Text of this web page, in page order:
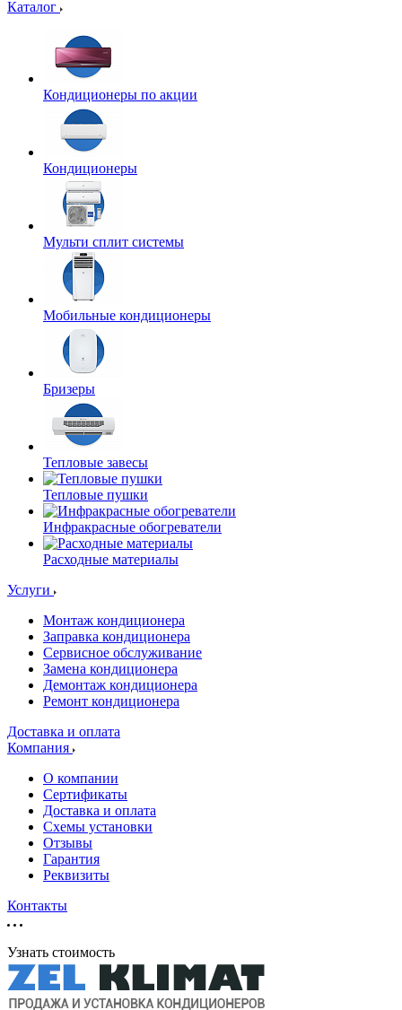
Каталог
Кондиционеры по акции
Кондиционеры
Мульти сплит системы
Мобильные кондиционеры
Бризеры
Тепловые завесы
Тепловые пушки
Инфракрасные обогреватели
Расходные материалы
Услуги
Монтаж кондиционера
Заправка кондиционера
Сервисное обслуживание
Замена кондиционера
Демонтаж кондиционера
Ремонт кондиционера
Доставка и оплата
Компания
О компании
Сертификаты
Доставка и оплата
Схемы установки
Отзывы
Гарантия
Реквизиты
Контакты
Узнать стоимость